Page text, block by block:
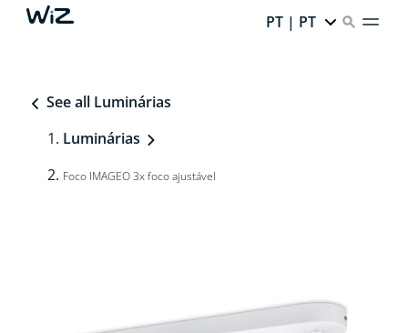
PT | PT
See all Luminárias
Luminárias
Foco IMAGEO 3x foco ajustável